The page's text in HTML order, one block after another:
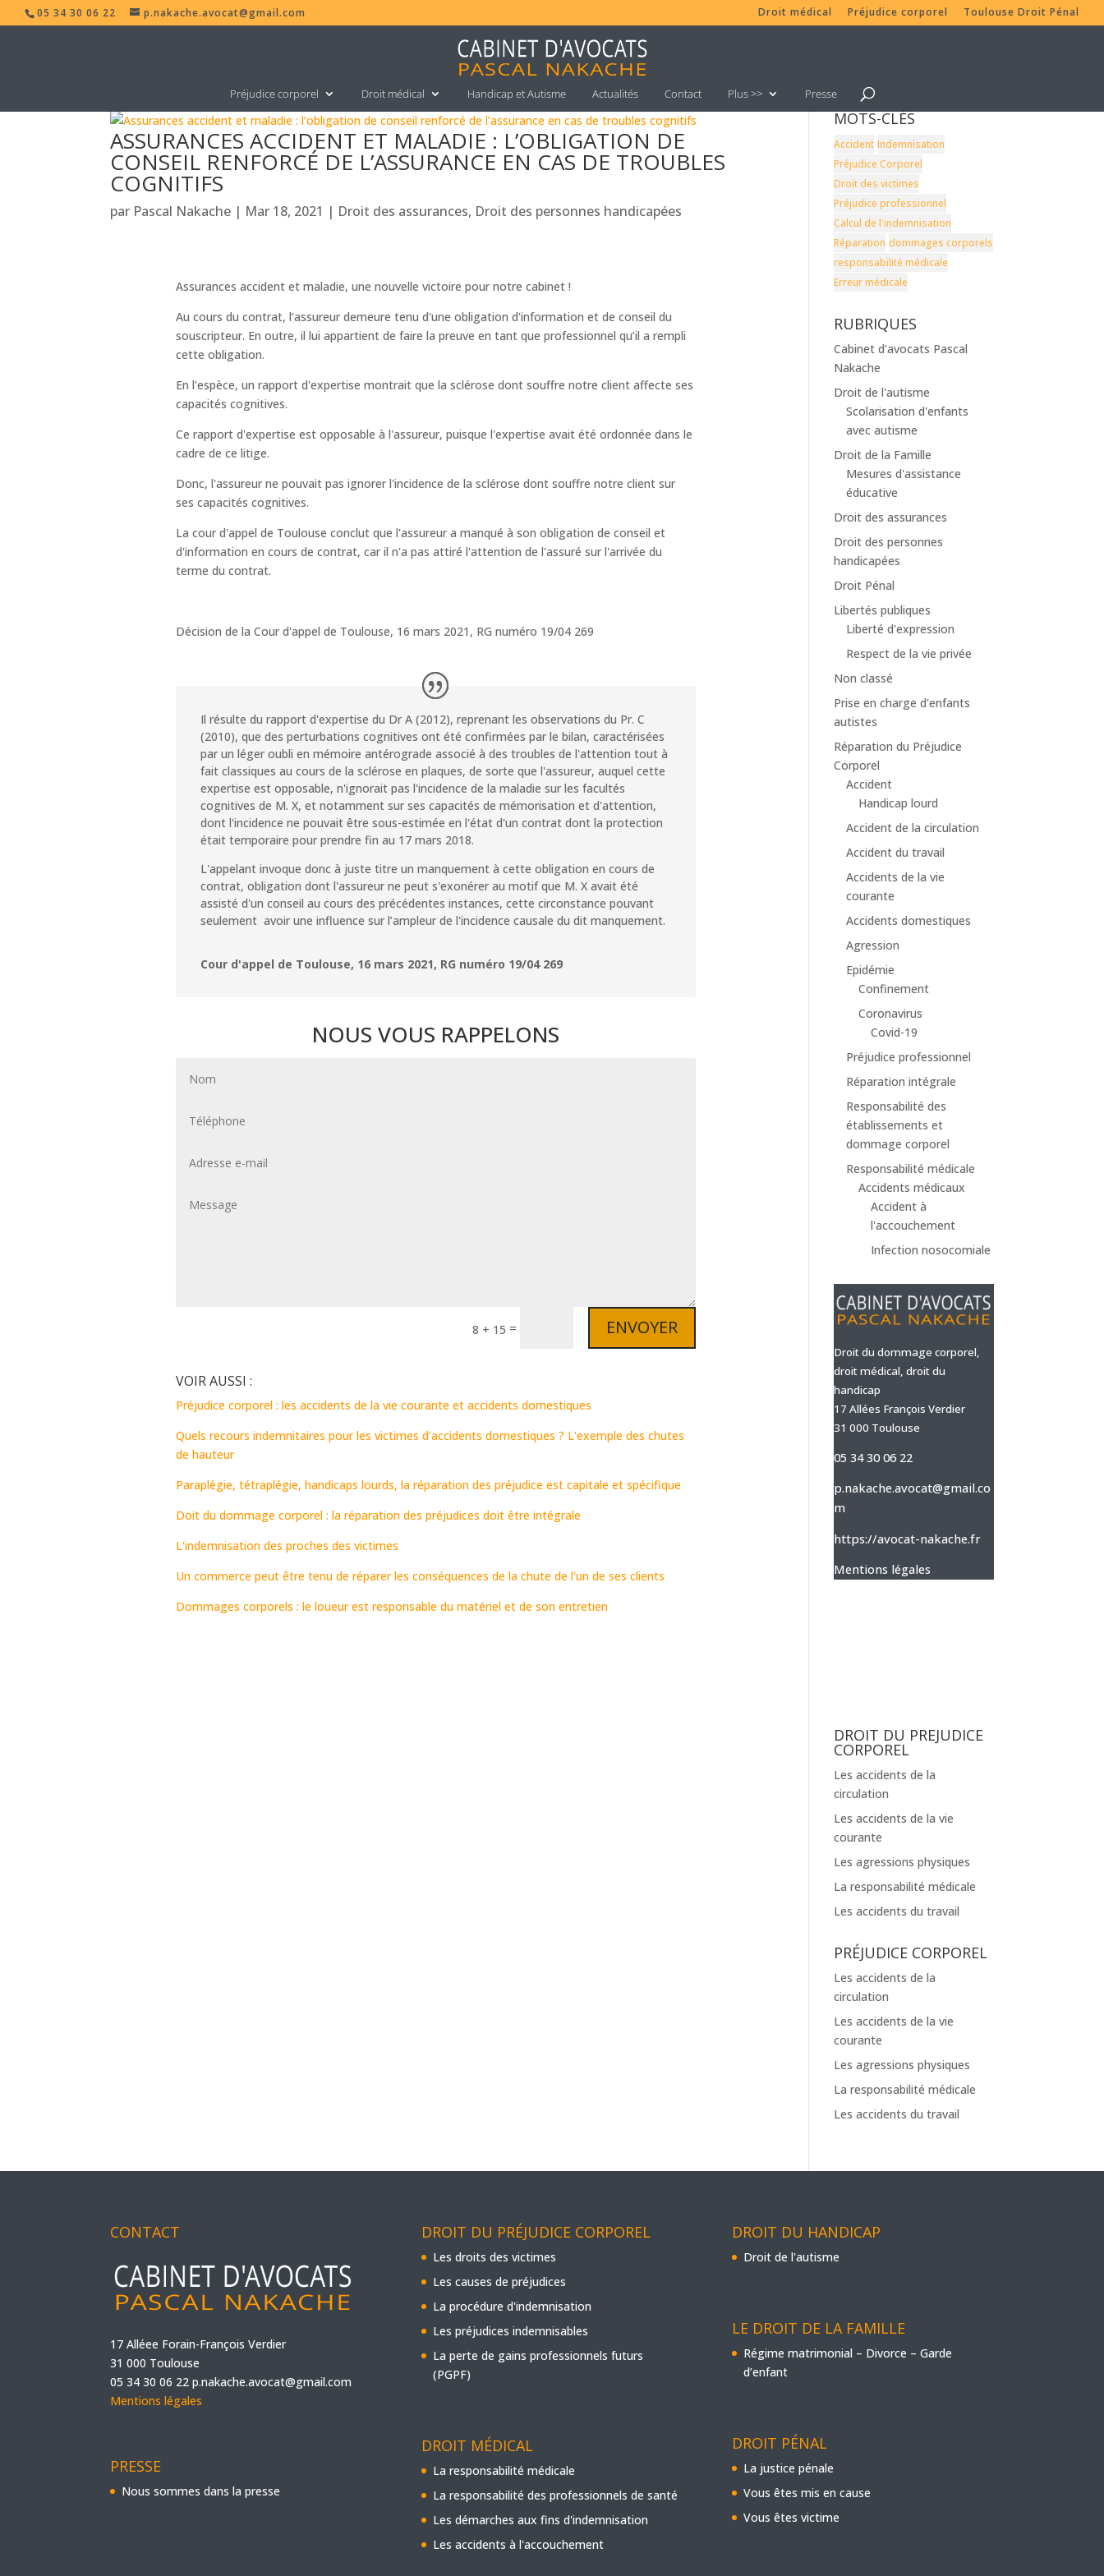
05 34 30 06 22 p.nakache.avocat@gmail.com Droit médical Préjudice corporel Toulouse Droit Pénal
Préjudice corporel Droit médical Handicap et Autisme Actualités Contact Plus >> Presse
ASSURANCES ACCIDENT ET MALADIE : L’OBLIGATION DE
CONSEIL RENFORCÉ DE L’ASSURANCE EN CAS DE TROUBLES
COGNITIFS
par Pascal Nakache | Mar 18, 2021 | Droit des assurances, Droit des personnes handicapées
Assurances accident et maladie, une nouvelle victoire pour notre cabinet !
Au cours du contrat, l’assureur demeure tenu d'une obligation d'information et de conseil du
souscripteur. En outre, il lui appartient de faire la preuve en tant que professionnel qu’il a rempli
cette obligation.
En l'espèce, un rapport d'expertise montrait que la sclérose dont souffre notre client affecte ses
capacités cognitives.
Ce rapport d'expertise est opposable à l'assureur, puisque l'expertise avait été ordonnée dans le
cadre de ce litige.
Donc, l'assureur ne pouvait pas ignorer l'incidence de la sclérose dont souffre notre client sur
ses capacités cognitives.
La cour d'appel de Toulouse conclut que l'assureur a manqué à son obligation de conseil et
d'information en cours de contrat, car il n'a pas attiré l'attention de l'assuré sur l'arrivée du
terme du contrat.
Décision de la Cour d'appel de Toulouse, 16 mars 2021, RG numéro 19/04 269
Il résulte du rapport d'expertise du Dr A (2012), reprenant les observations du Pr. C
(2010), que des perturbations cognitives ont été confirmées par le bilan, caractérisées
par un léger oubli en mémoire antérograde associé à des troubles de l'attention tout à
fait classiques au cours de la sclérose en plaques, de sorte que l'assureur, auquel cette
expertise est opposable, n'ignorait pas l'incidence de la maladie sur les facultés
cognitives de M. X, et notamment sur ses capacités de mémorisation et d'attention,
dont l'incidence ne pouvait être sous-estimée en l'état d'un contrat dont la protection
était temporaire pour prendre fin au 17 mars 2018.
L'appelant invoque donc à juste titre un manquement à cette obligation en cours de
contrat, obligation dont l'assureur ne peut s'exonérer au motif que M. X avait été
assisté d'un conseil au cours des précédentes instances, cette circonstance pouvant
seulement avoir une influence sur l’ampleur de l'incidence causale du dit manquement.
Cour d'appel de Toulouse, 16 mars 2021, RG numéro 19/04 269
NOUS VOUS RAPPELONS
8 + 15 = ENVOYER
VOIR AUSSI :
Préjudice corporel : les accidents de la vie courante et accidents domestiques
Quels recours indemnitaires pour les victimes d'accidents domestiques ? L'exemple des chutes
de hauteur
Paraplégie, tétraplégie, handicaps lourds, la réparation des préjudice est capitale et spécifique
Doit du dommage corporel : la réparation des préjudices doit être intégrale
L'indemnisation des proches des victimes
Un commerce peut être tenu de réparer les conséquences de la chute de l'un de ses clients
Dommages corporels : le loueur est responsable du matériel et de son entretien
MOTS-CLÉS
Accident Indemnisation
Préjudice Corporel
Droit des victimes
Préjudice professionnel
Calcul de l'indemnisation
Réparation dommages corporels
responsabilité médicale
Erreur médicale
RUBRIQUES
Cabinet d'avocats Pascal
Nakache
Droit de l'autisme
Scolarisation d'enfants
avec autisme
Droit de la Famille
Mesures d'assistance
éducative
Droit des assurances
Droit des personnes
handicapées
Droit Pénal
Libertés publiques
Liberté d'expression
Respect de la vie privée
Non classé
Prise en charge d'enfants
autistes
Réparation du Préjudice
Corporel
Accident
Handicap lourd
Accident de la circulation
Accident du travail
Accidents de la vie
courante
Accidents domestiques
Agression
Epidémie
Confinement
Coronavirus
Covid-19
Préjudice professionnel
Réparation intégrale
Responsabilité des
établissements et
dommage corporel
Responsabilité médicale
Accidents médicaux
Accident à
l'accouchement
Infection nosocomiale
Droit du dommage corporel,
droit médical, droit du
handicap
17 Allées François Verdier
31 000 Toulouse
05 34 30 06 22
p.nakache.avocat@gmail.co
m
https://avocat-nakache.fr
Mentions légales
DROIT DU PREJUDICE
CORPOREL
Les accidents de la
circulation
Les accidents de la vie
courante
Les agressions physiques
La responsabilité médicale
Les accidents du travail
PRÉJUDICE CORPOREL
Les accidents de la
circulation
Les accidents de la vie
courante
Les agressions physiques
La responsabilité médicale
Les accidents du travail
CONTACT
17 Alléee Forain-François Verdier
31 000 Toulouse
05 34 30 06 22 p.nakache.avocat@gmail.com
Mentions légales
PRESSE
Nous sommes dans la presse
DROIT DU PRÉJUDICE CORPOREL
Les droits des victimes
Les causes de préjudices
La procédure d'indemnisation
Les préjudices indemnisables
La perte de gains professionnels futurs
(PGPF)
DROIT MÉDICAL
La responsabilité médicale
La responsabilité des professionnels de santé
Les démarches aux fins d'indemnisation
Les accidents à l'accouchement
DROIT DU HANDICAP
Droit de l'autisme
LE DROIT DE LA FAMILLE
Régime matrimonial – Divorce – Garde
d’enfant
DROIT PÉNAL
La justice pénale
Vous êtes mis en cause
Vous êtes victime